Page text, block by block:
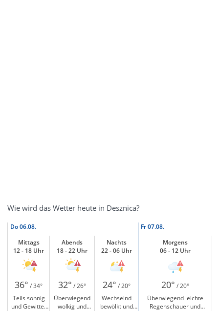
Wie wird das Wetter heute in Desznica?
Do06.08. Fr07.08.
Mittags
12 - 18 Uhr
Abends
18 - 22 Uhr
Nachts
22 - 06 Uhr
Morgens
06 - 12 Uhr
36° / 34° 32° / 26° 24° / 20° 20° / 20°
Teils sonnig
und Gewitter
Überwiegend
wolkig und
Wechselnd
bewölkt und
Überwiegend leichte
Regenschauer und